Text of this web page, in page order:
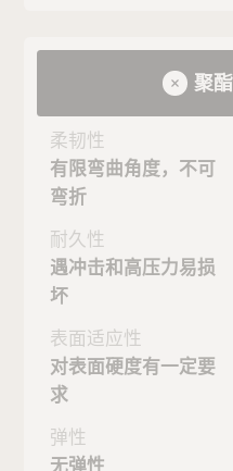
聚
柔韧性
有限弯曲角度，不可
弯折
耐久性
遇冲击和高压力易损
坏
表面适应性
对表面硬度有一定要
求
弹性
无弹性